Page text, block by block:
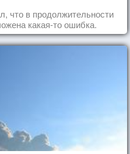
что в продолжительности
какая-то ошибка.